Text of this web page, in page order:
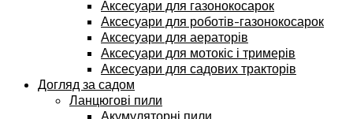
Аксесуари для газонокосарок
Аксесуари для роботів-газонокосарок
Аксесуари для аераторів
Аксесуари для мотокіс і тримерів
Аксесуари для садових тракторів
Догляд за садом
Ланцюгові пили